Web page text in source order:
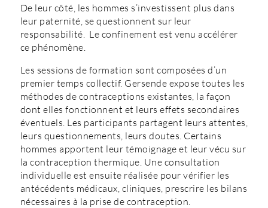
De leur côté, les hommes s’investissent plus dans
leur paternité, se questionnent sur leur
responsabilité. Le confinement est venu accélérer
ce phénomène.
Les sessions de formation sont composées d’un
premier temps collectif. Gersende expose toutes les
méthodes de contraceptions existantes, la façon
dont elles fonctionnent et leurs effets secondaires
éventuels. Les participants partagent leurs attentes,
leurs questionnements, leurs doutes. Certains
hommes apportent leur témoignage et leur vécu sur
la contraception thermique. Une consultation
individuelle est ensuite réalisée pour vérifier les
antécédents médicaux, cliniques, prescrire les bilans
nécessaires à la prise de contraception.